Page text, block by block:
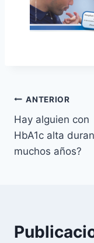
de
entradas
ANTERIOR
Hay alguien con
HbA1c alta
muchos años?